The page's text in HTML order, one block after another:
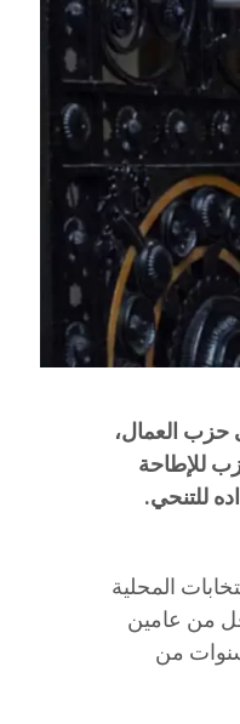
حزب العمال،
للإطاحة
للتنحي.
المحلية
من عامين
سنوات من